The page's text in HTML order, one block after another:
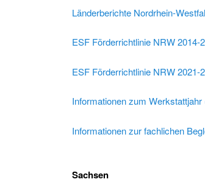
Länderberichte Nordrhein-
ESF Förderrichtlinie NRW 2014-
ESF Förderrichtlinie NRW 2021-
Informationen zum Werkstattjahr
Informationen zur fachlichen
Sachsen